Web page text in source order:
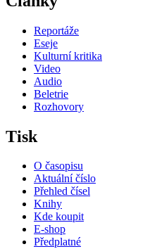
Reportáže
Eseje
Kulturní kritika
Video
Audio
Beletrie
Rozhovory
Tisk
O časopisu
Aktuální číslo
Přehled čísel
Knihy
Kde koupit
E-shop
Předplatné